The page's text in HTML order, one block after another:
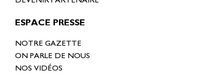
ESPACE PRESSE
NOTRE GAZETTE
ON PARLE DE NOUS
NOS VIDÉOS